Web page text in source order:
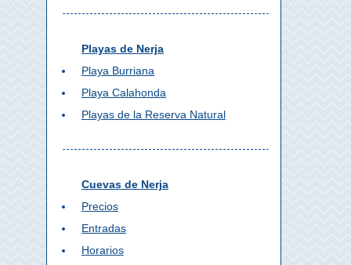
Playas de Nerja
Playa Burriana
Playa Calahonda
Playas de la Reserva Natural
Cuevas de Nerja
Precios
Entradas
Horarios